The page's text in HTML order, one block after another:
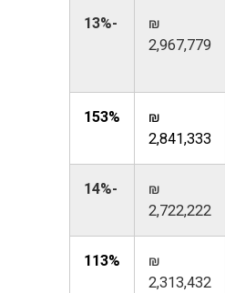
₪
2,967,779
-13%
₪
2,841,333
153%
₪
2,722,222
-14%
₪
2,313,432
113%